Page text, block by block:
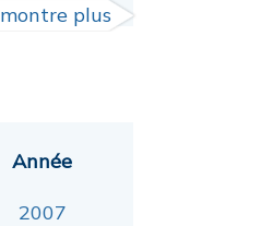
montre plus
Année
2007